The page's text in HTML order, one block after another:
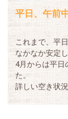
平日、午前
これまで、平
なかなか安定
4月からは平日
た。
詳しい空き状